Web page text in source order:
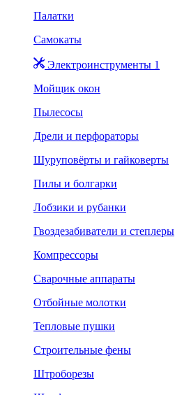
Палатки
Самокаты
Электроинструменты 1
Мойщик окон
Пылесосы
Дрели и перфораторы
Шуруповёрты и гайковерты
Пилы и болгарки
Лобзики и рубанки
Гвоздезабиватели и степлеры
Компрессоры
Сварочные аппараты
Отбойные молотки
Тепловые пушки
Строительные фены
Штроборезы